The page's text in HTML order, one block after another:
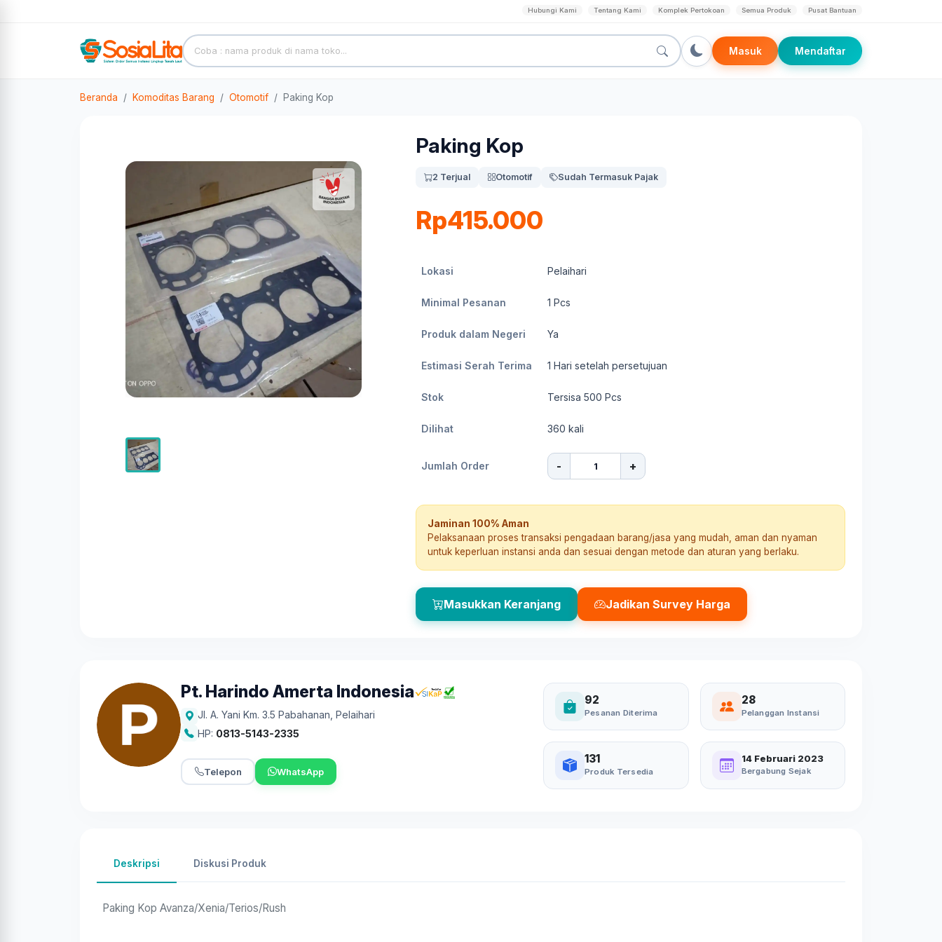
Hubungi Kami Tentang Kami Komplek Pertokoan Semua Produk Pusat Bantuan
Masuk Mendaftar
Beranda Komoditas Barang Otomotif Paking Kop
Paking Kop
2 Terjual Otomotif Sudah Termasuk Pajak
Rp415.000
Lokasi Pelaihari
Minimal Pesanan 1 Pcs
Produk dalam Negeri Ya
Estimasi Serah Terima 1 Hari setelah persetujuan
Stok Tersisa 500 Pcs
Dilihat 360 kali
Jumlah Order - +
Jaminan 100% Aman
Pelaksanaan proses transaksi pengadaan barang/jasa yang mudah, aman dan nyaman
untuk keperluan instansi anda dan sesuai dengan metode dan aturan yang berlaku.
Masukkan Keranjang Jadikan Survey Harga
Pt. Harindo Amerta Indonesia
Jl. A. Yani Km. 3.5 Pabahanan Pelaihari
HP: 0813-5143-2335
Telepon WhatsApp
92
Pesanan Diterima
28
Pelanggan Instansi
131
Produk Tersedia
14 Februari 2023
Bergabung Sejak
Deskripsi Diskusi Produk
Paking Kop Avanza/Xenia/Terios/Rush